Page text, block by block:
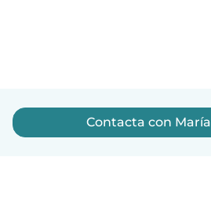
Contacta con María